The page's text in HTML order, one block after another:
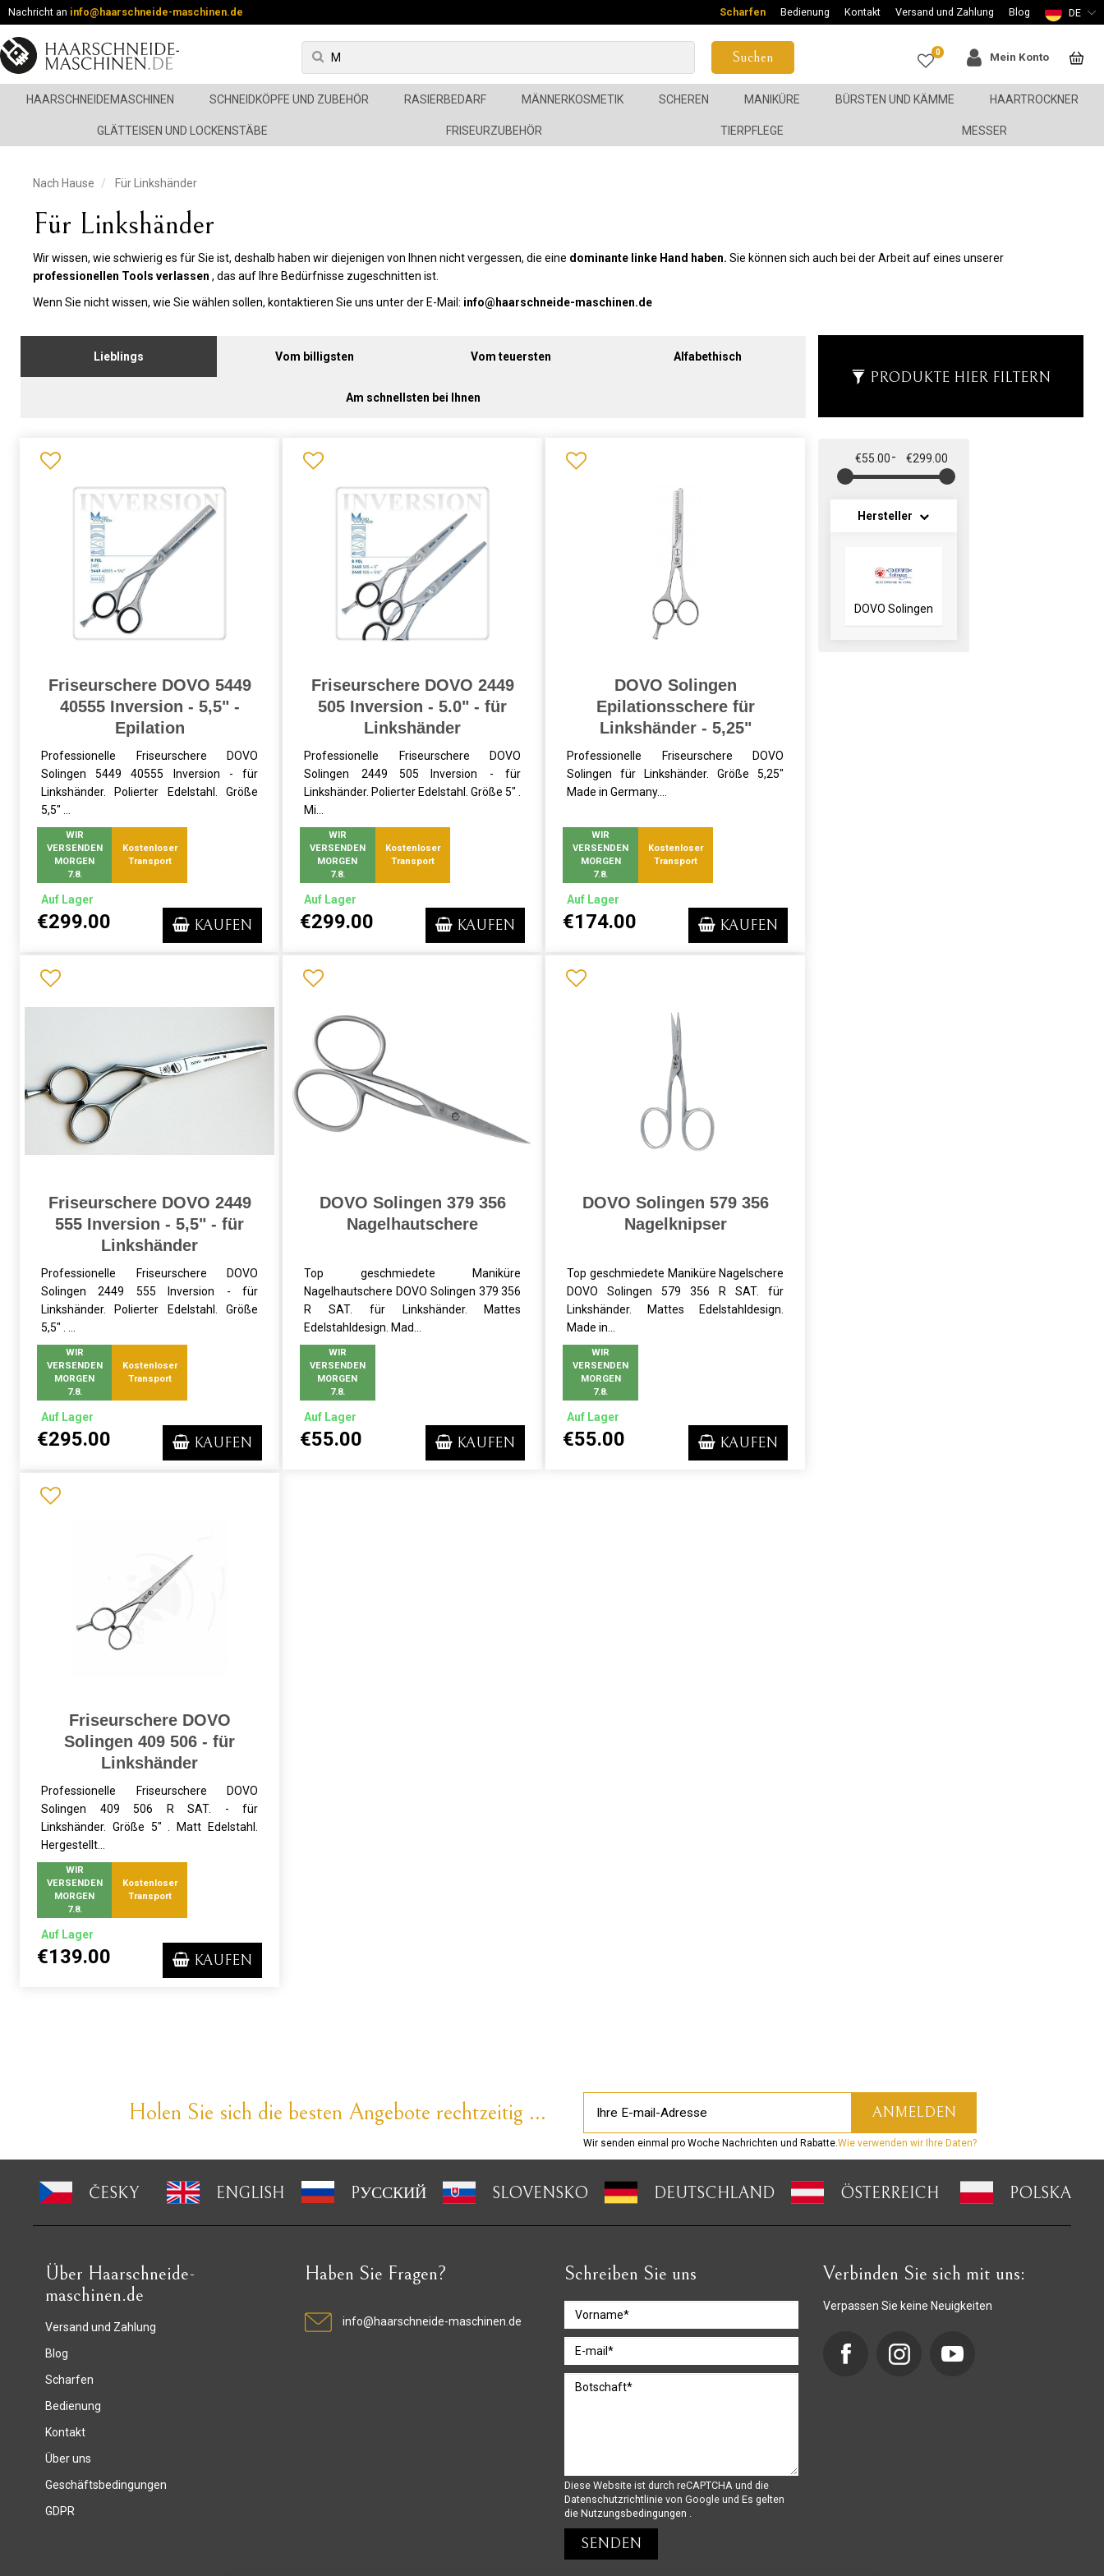
Nachricht an info@haarschneide-maschinen.de Scharfen Bedienung Kontakt Versand und Zahlung Blog DE
Suchen 0 Mein Konto
HAARSCHNEIDEMASCHINEN SCHNEIDKÖPFE UND ZUBEHÖR RASIERBEDARF MÄNNERKOSMETIK SCHEREN MANIKÜRE BÜRSTEN UND KÄMME HAARTROCKNER
GLÄTTEISEN UND LOCKENSTÄBE FRISEURZUBEHÖR TIERPFLEGE MESSER
Nach Hause Für Linkshänder
Für Linkshänder
Wir wissen, wie schwierig es für Sie ist, deshalb haben wir diejenigen von Ihnen nicht vergessen, die eine dominante linke Hand haben. Sie können sich auch bei der Arbeit auf eines unserer
professionellen Tools verlassen , das auf Ihre Bedürfnisse zugeschnitten ist.
Wenn Sie nicht wissen, wie Sie wählen sollen, kontaktieren Sie uns unter der E-Mail: info@haarschneide-maschinen.de
Lieblings Vom billigsten Vom teuersten Alfabethisch
Am schnellsten bei Ihnen
PRODUKTE HIER FILTERN
Friseurschere DOVO 5449
40555 Inversion - 5,5" -
Epilation
Professionelle Friseurschere DOVO
Solingen 5449 40555 Inversion - für
Linkshänder. Polierter Edelstahl. Größe
5,5" ...
WIR
VERSENDEN
MORGEN
7.8.
Kostenloser
Transport
Auf Lager
€299.00 KAUFEN
Friseurschere DOVO 2449
505 Inversion - 5.0" - für
Linkshänder
Professionelle Friseurschere DOVO
Solingen 2449 505 Inversion - für
Linkshänder. Polierter Edelstahl. Größe 5" .
Mi...
WIR
VERSENDEN
MORGEN
7.8.
Kostenloser
Transport
Auf Lager
€299.00 KAUFEN
DOVO Solingen
Epilationsschere für
Linkshänder - 5,25"
Professionelle Friseurschere DOVO
Solingen für Linkshänder. Größe 5,25"
Made in Germany....
WIR
VERSENDEN
MORGEN
7.8.
Kostenloser
Transport
Auf Lager
€174.00 KAUFEN
Friseurschere DOVO 2449
555 Inversion - 5,5" - für
Linkshänder
Professionelle Friseurschere DOVO
Solingen 2449 555 Inversion - für
Linkshänder. Polierter Edelstahl. Größe
5,5" . ...
WIR
VERSENDEN
MORGEN
7.8.
Kostenloser
Transport
Auf Lager
€295.00 KAUFEN
DOVO Solingen 379 356
Nagelhautschere
Top geschmiedete Maniküre
Nagelhautschere DOVO Solingen 379 356
R SAT. für Linkshänder. Mattes
Edelstahldesign. Mad...
WIR
VERSENDEN
MORGEN
7.8.
Auf Lager
€55.00 KAUFEN
DOVO Solingen 579 356
Nagelknipser
Top geschmiedete Maniküre Nagelschere
DOVO Solingen 579 356 R SAT. für
Linkshänder. Mattes Edelstahldesign.
Made in...
WIR
VERSENDEN
MORGEN
7.8.
Auf Lager
€55.00 KAUFEN
Friseurschere DOVO
Solingen 409 506 - für
Linkshänder
Professionelle Friseurschere DOVO
Solingen 409 506 R SAT. - für
Linkshänder. Größe 5" . Matt Edelstahl.
Hergestellt...
WIR
VERSENDEN
MORGEN
7.8.
Kostenloser
Transport
Auf Lager
€139.00 KAUFEN
-
€55.00 €299.00
Hersteller
DOVO Solingen
Holen Sie sich die besten Angebote rechtzeitig ...
Wir senden einmal pro Woche Nachrichten und Rabatte. Wie verwenden wir Ihre Daten?
ČESKY ENGLISH PУССКИЙ SLOVENSKO DEUTSCHLAND ÖSTERREICH POLSKA
Über Haarschneide-
maschinen.de
Versand und Zahlung
Blog
Scharfen
Bedienung
Kontakt
Über uns
Geschäftsbedingungen
GDPR
Haben Sie Fragen?
info@haarschneide-maschinen.de
Schreiben Sie uns
Diese Website ist durch reCAPTCHA und die
Datenschutzrichtlinie von Google und Es gelten
die Nutzungsbedingungen
Verbinden Sie sich mit uns:
Verpassen Sie keine Neuigkeiten